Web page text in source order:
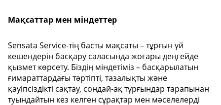
Мақсаттар мен міндеттер
Sensata Service-тің басты мақсаты – тұрғын үй
кешендерін басқару саласында жоғары деңгейде
қызмет көрсету. Біздің міндетіміз – басқарылатын
ғимараттардағы тәртіпті, тазалықты және
қауіпсіздікті сақтау, сондай-ақ тұрғындар тарапынан
туындайтын кез келген сұрақтар мен мәселелерді